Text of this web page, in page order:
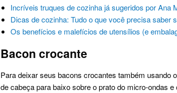
Incríveis truques de cozinha já sugeridos por Ana
Dicas de cozinha: Tudo o que você precisa saber
Os benefícios e malefícios de utensílios (e
Bacon crocante
Para deixar seus bacons crocantes também usando
de cabeça para baixo sobre o prato do micro-ondas